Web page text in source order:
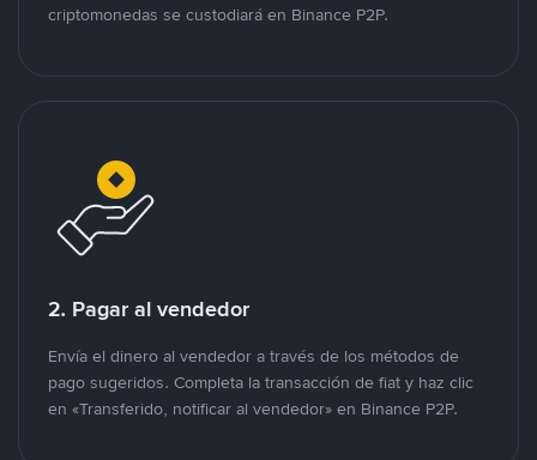
criptomonedas se custodiará en Binance P2P.
2. Pagar al vendedor
Envía el dinero al vendedor a través de los métodos de
pago sugeridos. Completa la transacción de fiat y haz clic
en «Transferido, notificar al vendedor» en Binance P2P.